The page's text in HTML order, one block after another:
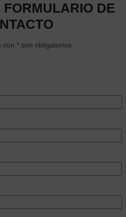
DE
con * son obligatorios